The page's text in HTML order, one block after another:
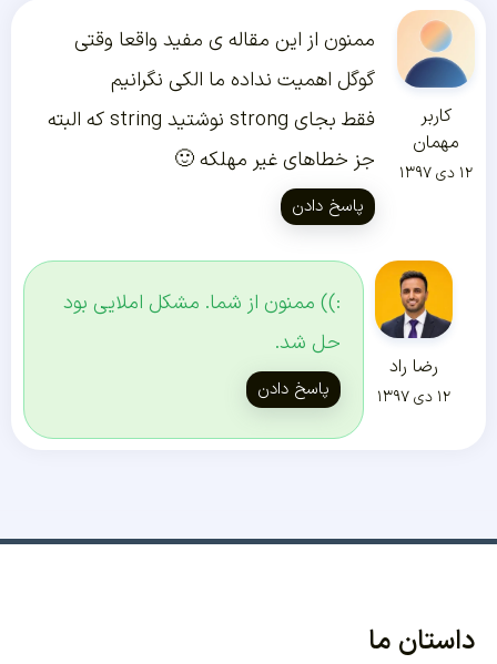
کاربر
مهمان
۱۲ دی ۱۳۹۷
ممنون از این مقاله ی مفید واقعا وقتی
گوگل اهمیت نداده ما الکی نگرانیم
فقط بجای strong نوشتید string که البته
جز خطاهای غیر مهلکه 🙂
پاسخ دادن
رضا راد
۱۲ دی ۱۳۹۷
:)) ممنون از شما. مشکل املایی بود
حل شد.
پاسخ دادن
داستان ما